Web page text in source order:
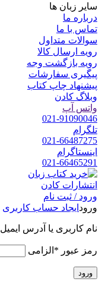
سایر زبان ها
درباره ما
تماس با ما
سوالات متداول
رویه ارسال کالا
رویه بازگشت وجه
پیگیری سفارشات
پیشنهاد چاپ کتاب
وبلاگ کادن
واتس آپ
021-91090046
تلگرام
021-66487275
اینستاگرام
021-66465291
ورود / ثبت نام
ورود ایجاد حساب کاربری
نام کاربری یا آدرس ایمیل
رمز عبور * الزامی
ورود